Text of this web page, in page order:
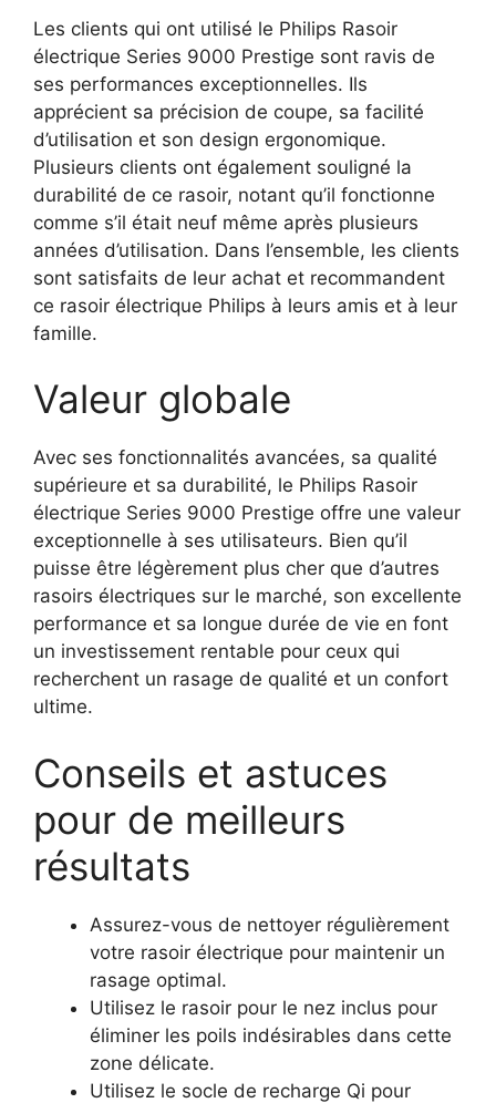
Les clients qui ont utilisé le Philips Rasoir
électrique Series 9000 Prestige sont ravis de
ses performances exceptionnelles. Ils
apprécient sa précision de coupe, sa facilité
d’utilisation et son design ergonomique.
Plusieurs clients ont également souligné la
durabilité de ce rasoir, notant qu’il fonctionne
comme s’il était neuf même après plusieurs
années d’utilisation. Dans l’ensemble, les clients
sont satisfaits de leur achat et recommandent
ce rasoir électrique Philips à leurs amis et à leur
famille.
Valeur globale
Avec ses fonctionnalités avancées, sa qualité
supérieure et sa durabilité, le Philips Rasoir
électrique Series 9000 Prestige offre une valeur
exceptionnelle à ses utilisateurs. Bien qu’il
puisse être légèrement plus cher que d’autres
rasoirs électriques sur le marché, son excellente
performance et sa longue durée de vie en font
un investissement rentable pour ceux qui
recherchent un rasage de qualité et un confort
ultime.
Conseils et astuces
pour de meilleurs
résultats
Assurez-vous de nettoyer régulièrement
votre rasoir électrique pour maintenir un
rasage optimal.
Utilisez le rasoir pour le nez inclus pour
éliminer les poils indésirables dans cette
zone délicate.
Utilisez le socle de recharge Qi pour